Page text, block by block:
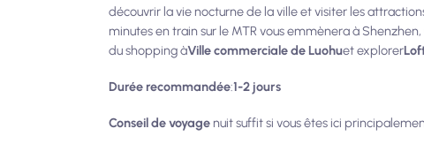
découvrir la vie nocturne de la ville et visiter les
minutes en train sur le MTR vous emmènera à
du shopping àVille commerciale de Luohuet explorer
Durée recommandée:1-2 jours
Conseil de voyage nuit suffit si vous êtes ici